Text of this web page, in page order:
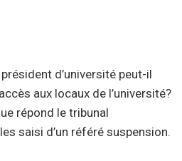
d’université peut-il
aux locaux de l’université?
répond le tribunal
saisi d’un référé suspension.